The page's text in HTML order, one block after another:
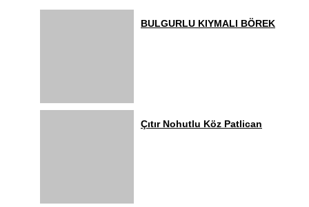
BULGURLU KIYMALI BÖREK
Çıtır Nohutlu Köz Patlican